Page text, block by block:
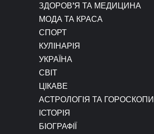
ЗДОРОВ’Я ТА МЕДИЦИНА
МОДА ТА КРАСА
СПОРТ
КУЛІНАРІЯ
УКРАЇНА
СВІТ
ЦІКАВЕ
АСТРОЛОГІЯ ТА ГОРОСКОПИ
ІСТОРІЯ
БІОГРАФІЇ